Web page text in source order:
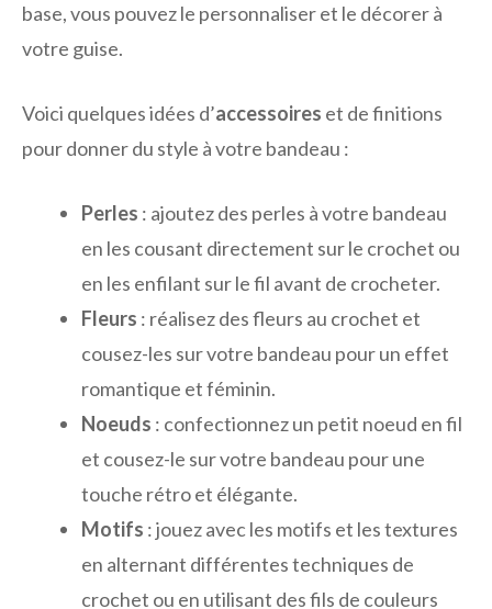
base, vous pouvez le personnaliser et le décorer à
votre guise.
Voici quelques idées d’accessoires et de finitions
pour donner du style à votre bandeau :
Perles : ajoutez des perles à votre bandeau
en les cousant directement sur le crochet ou
en les enfilant sur le fil avant de crocheter.
Fleurs : réalisez des fleurs au crochet et
cousez-les sur votre bandeau pour un effet
romantique et féminin.
Noeuds : confectionnez un petit noeud en fil
et cousez-le sur votre bandeau pour une
touche rétro et élégante.
Motifs : jouez avec les motifs et les textures
en alternant différentes techniques de
crochet ou en utilisant des fils de couleurs